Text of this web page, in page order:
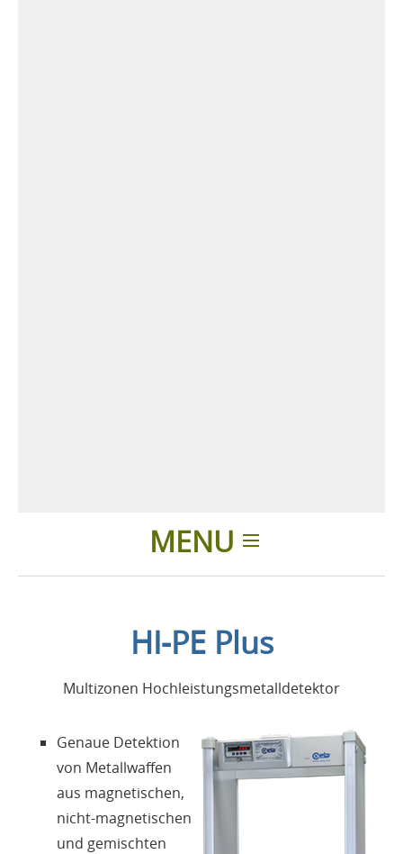
MENU
Anwendungen
Über uns
Kontakte
HI-PE Plus
Multizonen Hochleistungsmetalldetektor
Genaue Detektion
von Metallwaffen
aus magnetischen,
nicht-magnetischen
und gemischten